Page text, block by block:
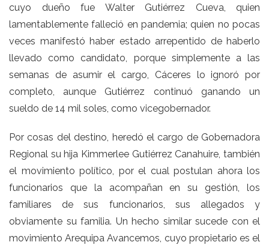
cuyo dueño fue Walter Gutiérrez Cueva, quien
lamentablemente falleció en pandemia; quien no pocas
veces manifestó haber estado arrepentido de haberlo
llevado como candidato, porque simplemente a las
semanas de asumir el cargo, Cáceres lo ignoró por
completo, aunque Gutiérrez continuó ganando un
sueldo de 14 mil soles, como vicegobernador.
Por cosas del destino, heredó el cargo de Gobernadora
Regional su hija Kimmerlee Gutiérrez Canahuire, también
el movimiento político, por el cual postulan ahora los
funcionarios que la acompañan en su gestión, los
familiares de sus funcionarios, sus allegados y
obviamente su familia. Un hecho similar sucede con el
movimiento Arequipa Avancemos, cuyo propietario es el